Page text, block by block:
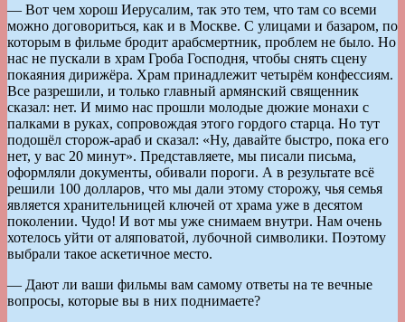
— Вот чем хорош Иерусалим, так это тем, что там со всеми
можно договориться, как и в Москве. С улицами и базаром, по
которым в фильме бродит арабсмертник, проблем не было. Но
нас не пускали в храм Гроба Господня, чтобы снять сцену
покаяния дирижёра. Храм принадлежит четырём конфессиям.
Все разрешили, и только главный армянский священник
сказал: нет. И мимо нас прошли молодые дюжие монахи с
палками в руках, сопровождая этого гордого старца. Но тут
подошёл сторож-араб и сказал: «Ну, давайте быстро, пока его
нет, у вас 20 минут». Представляете, мы писали письма,
оформляли документы, обивали пороги. А в результате всё
решили 100 долларов, что мы дали этому сторожу, чья семья
является хранительницей ключей от храма уже в десятом
поколении. Чудо! И вот мы уже снимаем внутри. Нам очень
хотелось уйти от аляповатой, лубочной символики. Поэтому
выбрали такое аскетичное место.
— Дают ли ваши фильмы вам самому ответы на те вечные
вопросы, которые вы в них поднимаете?